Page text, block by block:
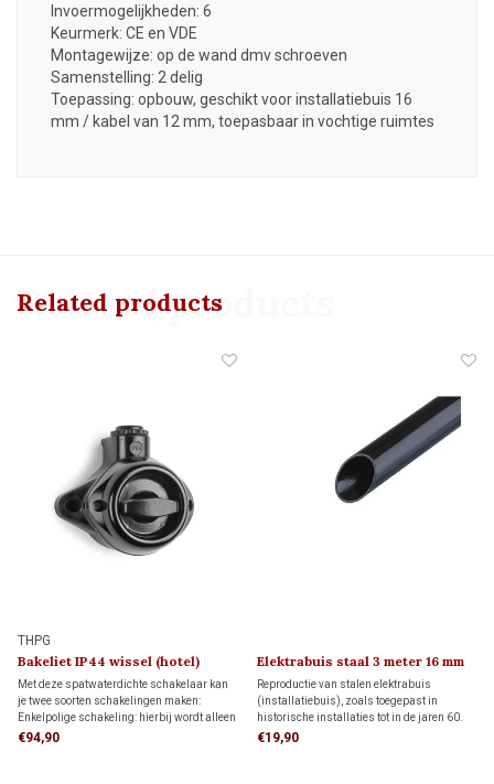
Invoermogelijkheden: 6
Keurmerk: CE en VDE
Montagewijze: op de wand dmv schroeven
Samenstelling: 2 delig
Toepassing: opbouw, geschikt voor installatiebuis 16
mm / kabel van 12 mm, toepasbaar in vochtige ruimtes
Related products
Related products
THPG
Bakeliet IP44 wissel (hotel)
schakelaar 1940
Met deze spatwaterdichte schakelaar kan
je twee soorten schakelingen maken:
Enkelpolige schakeling: hierbij wordt alleen
de stroomvoerende draad onderbroken.
€94,90
Elektrabuis staal 3 meter 16 mm
Reproductie van stalen elektrabuis
(installatiebuis), zoals toegepast in
historische installaties tot in de jaren 60.
De metalen buis heeft een druksterkte van
€19,90